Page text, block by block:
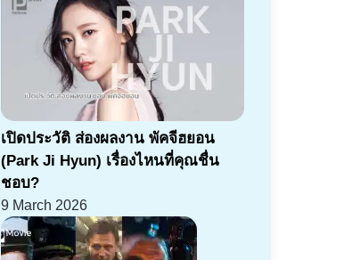
เปิดประวัติ ส่องผลงาน พัคจีฮยอน
(Park Ji Hyun) เรื่องไหนที่คุณชื่น
ชอบ?
9 March 2026